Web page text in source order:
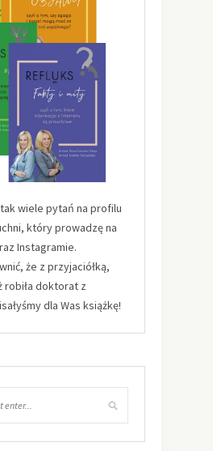
wiele pytań na profilu
który prowadzę na
Instagramie.
że z przyjaciółką,
robiła doktorat z
dla Was książkę!